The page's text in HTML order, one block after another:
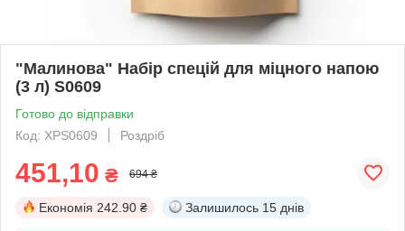
"Малинова" Набір спецій для міцного напою
(3 л) S0609
Готово до відправки
Код: ХРS0609
Роздріб
451,10 ₴ 694 ₴
Економія 242.90 ₴ Залишилось 15 днів